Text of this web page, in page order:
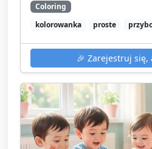
Coloring
kolorowanka
proste
🎉 Zarejestruj się,